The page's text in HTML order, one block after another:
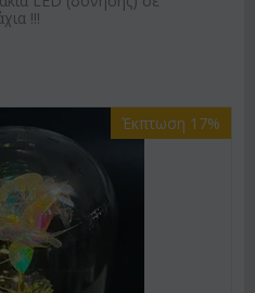
!!!
Έκπτωση 17%